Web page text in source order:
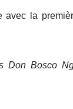
avec la
Don Bosco